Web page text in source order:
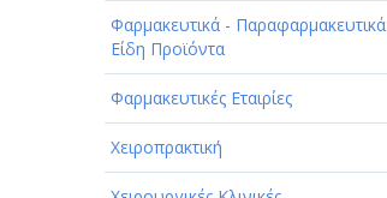
Φαρμακευτικά - Παραφαρμακευτικά
Είδη Προϊόντα
Φαρμακευτικές Εταιρίες
Χειροπρακτική